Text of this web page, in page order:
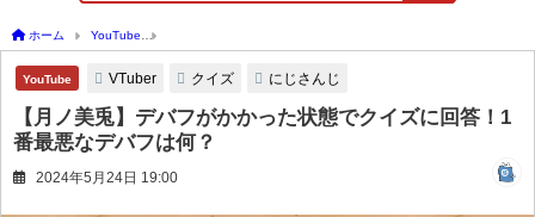
ホーム YouTube
YouTube VTuber クイズ にじさんじ
【月ノ美兎】デバフがかかった状態でクイズに回答！1
番最悪なデバフは何？
2024年5月24日 19:00